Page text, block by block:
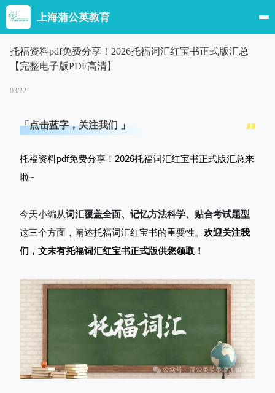
上海蒲公英教育
托福资料pdf免费分享！2026托福词汇红宝书正式版汇总
【完整电子版PDF高清】
03/22
「点击蓝字，关注我们 」
托福资料pdf免费分享！ 2026托福词汇红宝书正式版汇总来
啦~
今天小编从词汇覆盖全面、记忆方法科学、贴合考试题型
这三个方面，阐述托福词汇红宝书的重要性。 欢迎关注我
们，文末有托福词汇红宝书正式版供您领取！